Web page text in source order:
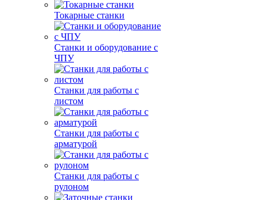
Токарные станки
Станки и оборудование с
ЧПУ
Станки для работы с
листом
Станки для работы с
арматурой
Станки для работы с
рулоном